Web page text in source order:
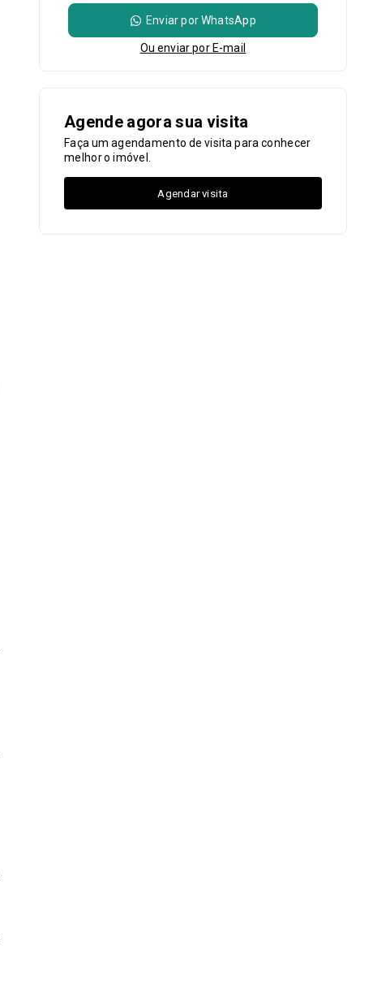
Enviar por WhatsApp
Ou enviar por E-mail
Agende agora sua visita
Faça um agendamento de visita para conhecer
melhor o imóvel.
Agendar visita